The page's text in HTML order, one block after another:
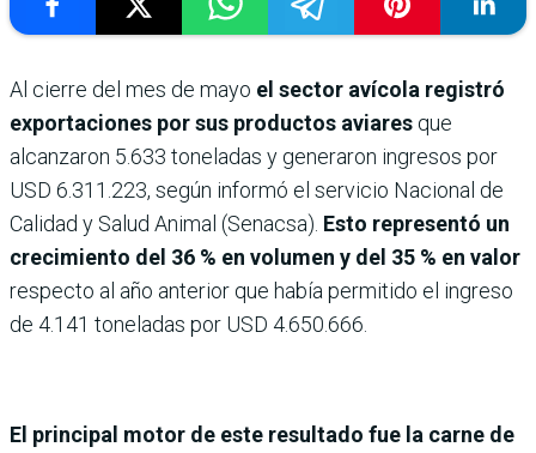
Al cierre del mes de mayo el sector avícola registró
exportaciones por sus productos aviares que
alcanzaron 5.633 toneladas y generaron ingresos por
USD 6.311.223, según informó el servicio Nacional de
Calidad y Salud Animal (Senacsa). Esto representó un
crecimiento del 36 % en volumen y del 35 % en valor
respecto al año anterior que había permitido el ingreso
de 4.141 toneladas por USD 4.650.666.
El principal motor de este resultado fue la carne de